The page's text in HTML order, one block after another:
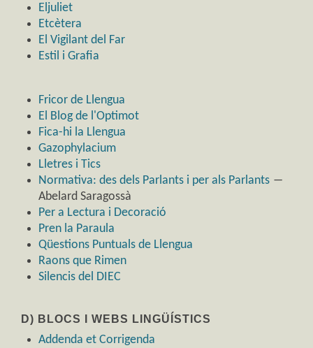
Eljuliet
Etcètera
El Vigilant del Far
Estil i Grafia
Fricor de Llengua
El Blog de l'Optimot
Fica-hi la Llengua
Gazophylacium
Lletres i Tics
Normativa: des dels Parlants i per als Parlants ―
Abelard Saragossà
Per a Lectura i Decoració
Pren la Paraula
Qüestions Puntuals de Llengua
Raons que Rimen
Silencis del DIEC
D) BLOCS I WEBS LINGÜÍSTICS
Addenda et Corrigenda